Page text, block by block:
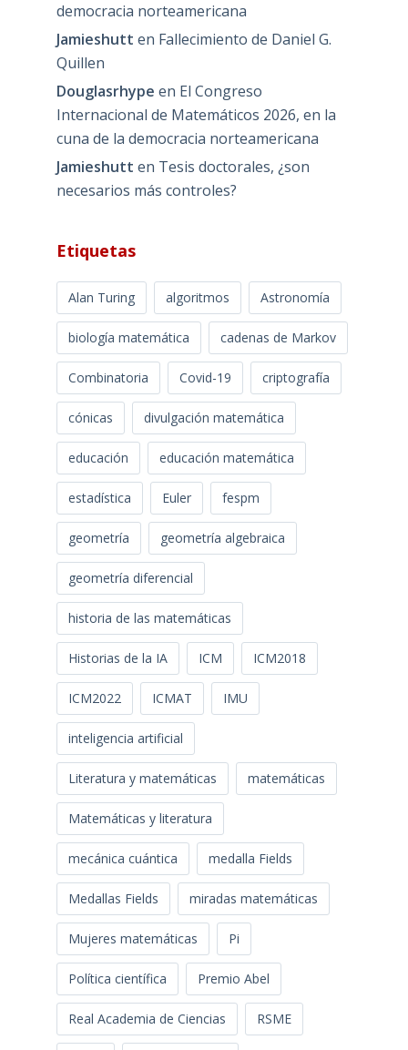
democracia norteamericana
Jamieshutt en Fallecimiento de Daniel G.
Quillen
Douglasrhype en El Congreso
Internacional de Matemáticos 2026, en la
cuna de la democracia norteamericana
Jamieshutt en Tesis doctorales, ¿son
necesarios más controles?
Etiquetas
Alan Turing algoritmos Astronomía
biología matemática cadenas de Markov
Combinatoria Covid-19 criptografía
cónicas divulgación matemática
educación educación matemática
estadística Euler fespm
geometría geometría algebraica
geometría diferencial
historia de las matemáticas
Historias de la IA ICM ICM2018
ICM2022 ICMAT IMU
inteligencia artificial
Literatura y matemáticas matemáticas
Matemáticas y literatura
mecánica cuántica medalla Fields
Medallas Fields miradas matemáticas
Mujeres matemáticas Pi
Política científica Premio Abel
Real Academia de Ciencias RSME